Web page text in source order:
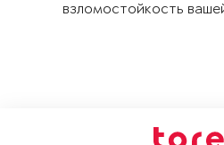
взломостойкость